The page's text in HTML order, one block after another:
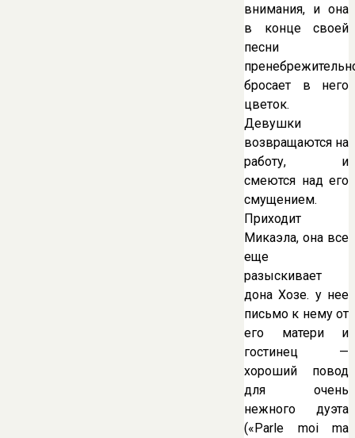
внимания, и она
в конце своей
песни
бросает в него
цветок.
Девушки
возвращаются на
работу, и
смеются над его
смущением.
Приходит
Микаэла, она все
еще
разыскивает
дона Хозе. у нее
письмо к нему от
его матери и
гостинец —
хороший повод
для очень
нежного дуэта
(«Parle moi ma